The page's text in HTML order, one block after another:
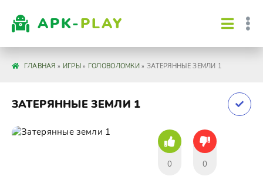
APK-PLAY
ГЛАВНАЯ » ИГРЫ» ГОЛОВОЛОМКИ » ЗАТЕРЯННЫЕ ЗЕМЛИ 1
ЗАТЕРЯННЫЕ ЗЕМЛИ 1
0 0